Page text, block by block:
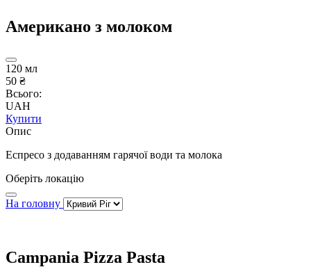
Американо з молоком
120 мл
50 ₴
Всього:
UAH
Купити
Опис
Еспресо з додаванням гарячої води та молока
Оберіть локацію
На головну
Campania Pizza Pasta